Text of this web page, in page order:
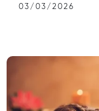
03/03/2026